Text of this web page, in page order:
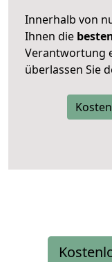
Innerhalb von
Ihnen die
Verantwortung
überlassen Sie